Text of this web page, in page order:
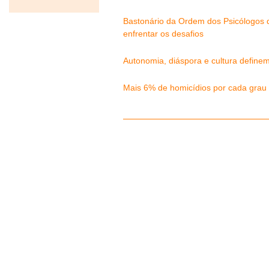
Bastonário da Ordem dos
enfrentar os desafios
Autonomia, diáspora e cultura
Mais 6% de homicídios por cada